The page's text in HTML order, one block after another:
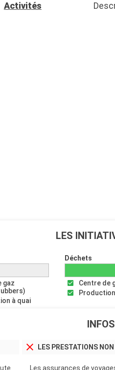
Activités
LES
gaz
à quai
Déchets
Centre de
LES PRESTATIONS
Les assurances de